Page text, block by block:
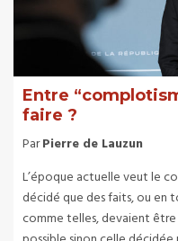
Entre
faire ?
ParPierre de Lauzun
L’époque actuelle veut le
décidé que des faits, ou en
comme telles, devaient